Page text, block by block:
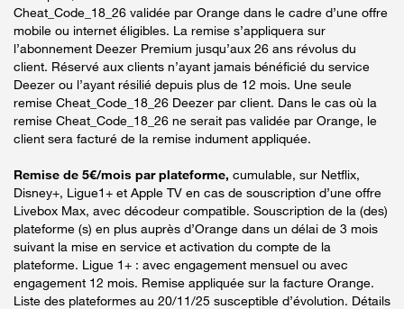
Cheat_Code_18_26 validée par Orange dans le cadre d’une offre
mobile ou internet éligibles. La remise s’appliquera sur
l’abonnement Deezer Premium jusqu’aux 26 ans révolus du
client. Réservé aux clients n’ayant jamais bénéficié du service
Deezer ou l’ayant résilié depuis plus de 12 mois. Une seule
remise Cheat_Code_18_26 Deezer par client. Dans le cas où la
remise Cheat_Code_18_26 ne serait pas validée par Orange, le
client sera facturé de la remise indument appliquée.
Remise de 5€/mois par plateforme, cumulable, sur Netflix,
Disney+, Ligue1+ et Apple TV en cas de souscription d’une offre
Livebox Max, avec décodeur compatible. Souscription de la (des)
plateforme (s) en plus auprès d’Orange dans un délai de 3 mois
suivant la mise en service et activation du compte de la
plateforme. Ligue 1+ : avec engagement mensuel ou avec
engagement 12 mois. Remise appliquée sur la facture Orange.
Liste des plateformes au 20/11/25 susceptible d’évolution. Détails